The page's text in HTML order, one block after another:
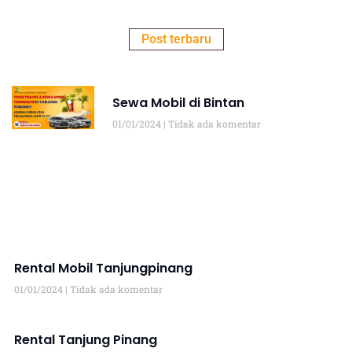
Post terbaru
Sewa Mobil di Bintan
01/01/2024 Tidak ada komentar
Rental Mobil Tanjungpinang
01/01/2024 Tidak ada komentar
Rental Tanjung Pinang